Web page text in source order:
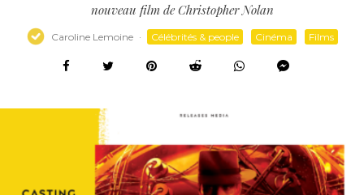
nouveau film de Christopher Nolan
Caroline Lemoine · Célébrités & people Cinéma Films